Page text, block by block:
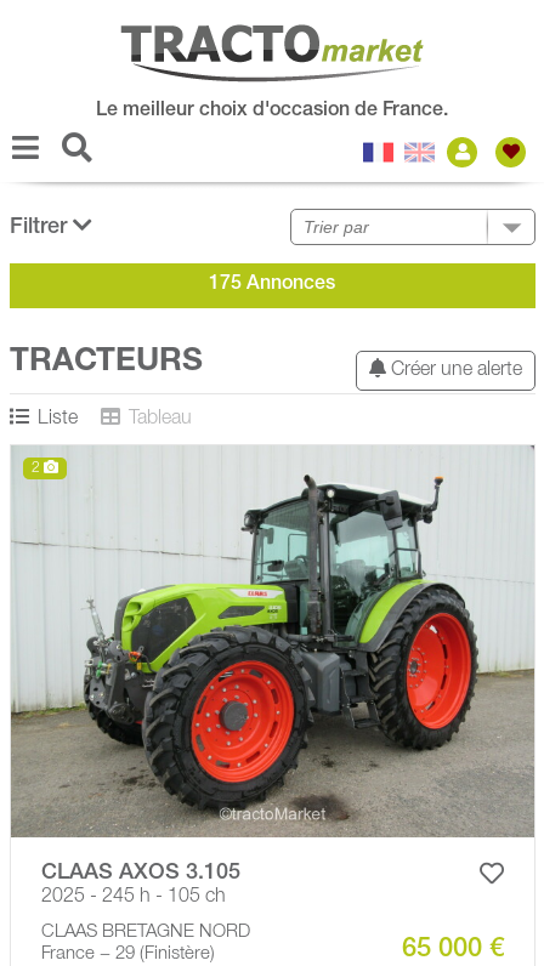
Le meilleur choix d'occasion de France.
Filtrer
175 Annonces
Créer une alerte
TRACTEURS
Liste Tableau
2
CLAAS AXOS 3.105
2025 - 245 h - 105 ch
CLAAS BRETAGNE NORD
France − 29 (Finistère)
65 000 €